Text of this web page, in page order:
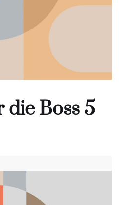
Boss 5